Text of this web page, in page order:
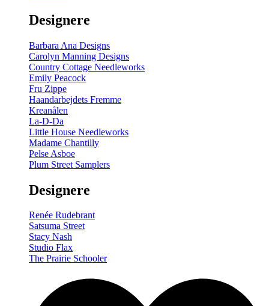
Designere
Barbara Ana Designs
Carolyn Manning Designs
Country Cottage Needleworks
Emily Peacock
Fru Zippe
Haandarbejdets Fremme
Kreanålen
La-D-Da
Little House Needleworks
Madame Chantilly
Pelse Asboe
Plum Street Samplers
Designere
Renée Rudebrant
Satsuma Street
Stacy Nash
Studio Flax
The Prairie Schooler